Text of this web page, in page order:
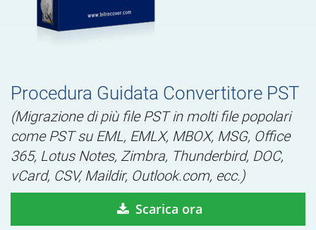
Procedura Guidata Convertitore PST
(Migrazione di più file PST in molti file popolari
come PST su EML, EMLX, MBOX, MSG, Office
365, Lotus Notes, Zimbra, Thunderbird, DOC,
vCard, CSV, Maildir, Outlook.com, ecc.)
Scarica ora